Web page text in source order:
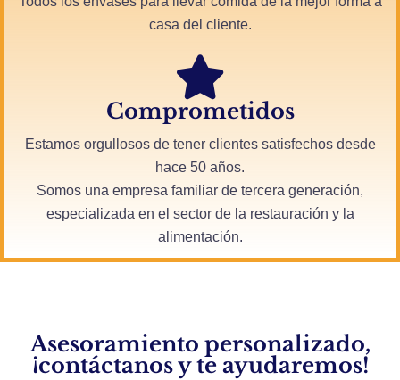
casa del cliente.
Comprometidos
Estamos orgullosos de tener clientes satisfechos desde
hace 50 años.
Somos una empresa familiar de tercera generación,
especializada en el sector de la restauración y la
alimentación.
Asesoramiento personalizado,
¡contáctanos y te ayudaremos!